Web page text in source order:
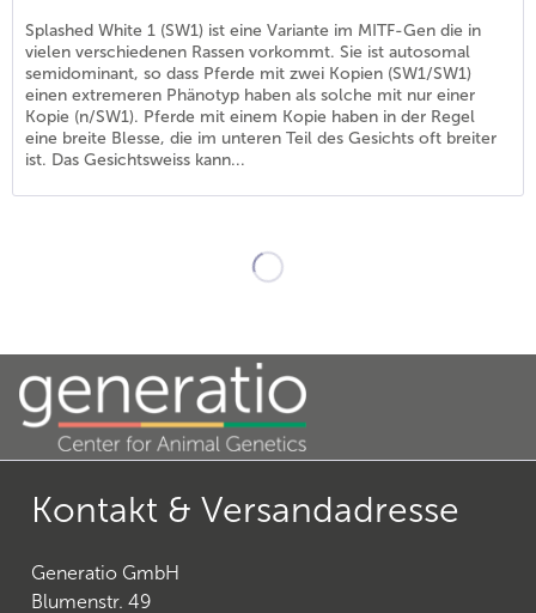
Splashed White 1 (SW1) ist eine Variante im MITF-Gen die in
vielen verschiedenen Rassen vorkommt. Sie ist autosomal
semidominant, so dass Pferde mit zwei Kopien (SW1/SW1)
einen extremeren Phänotyp haben als solche mit nur einer
Kopie (n/SW1). Pferde mit einem Kopie haben in der Regel
eine breite Blesse, die im unteren Teil des Gesichts oft breiter
ist. Das Gesichtsweiss kann...
Kontakt & Versandadresse
Generatio GmbH
Blumenstr. 49